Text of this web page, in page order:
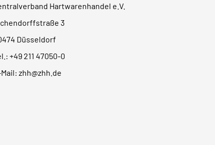
Hartwarenhandel e.V.
3
Düsseldorf
+49 211 47050-0
zhh@zhh.de